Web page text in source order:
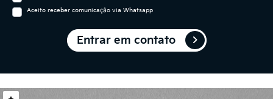
Aceito receber comunicação via Whatsapp
Entrar em contato